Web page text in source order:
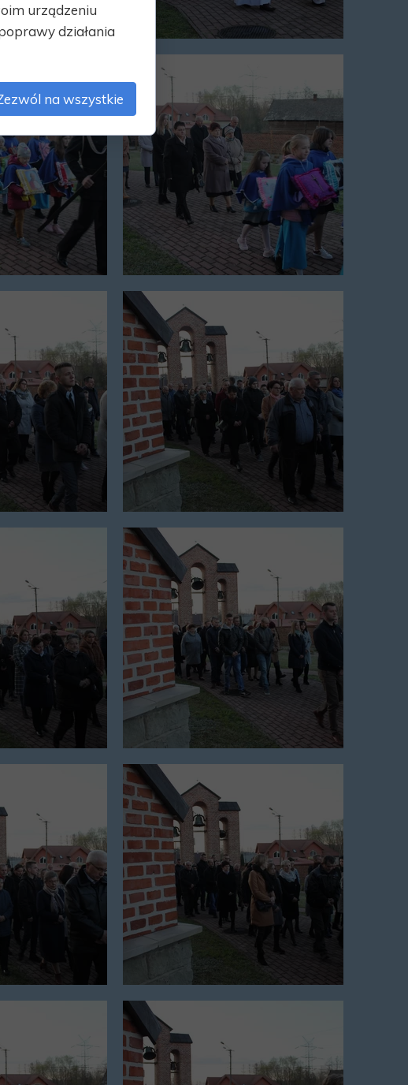
urządzeniu
działania
na wszystkie